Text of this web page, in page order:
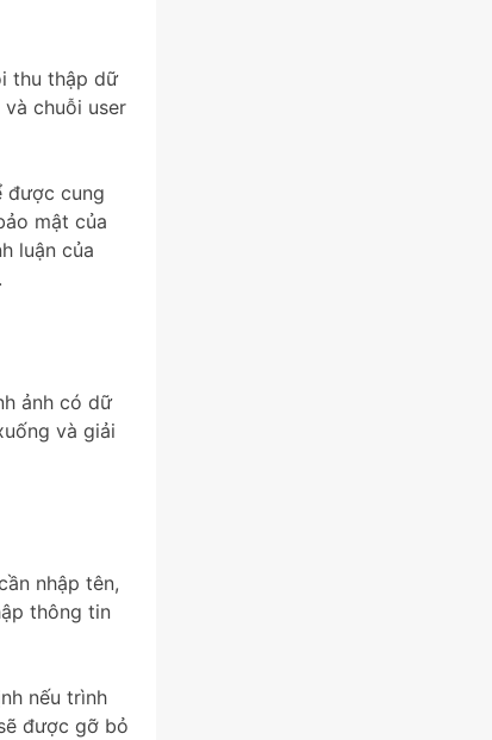
thu thập dữ
chuỗi user
được cung
mật của
luận của
ảnh có dữ
và giải
nhập tên,
thông tin
nếu trình
được gỡ bỏ